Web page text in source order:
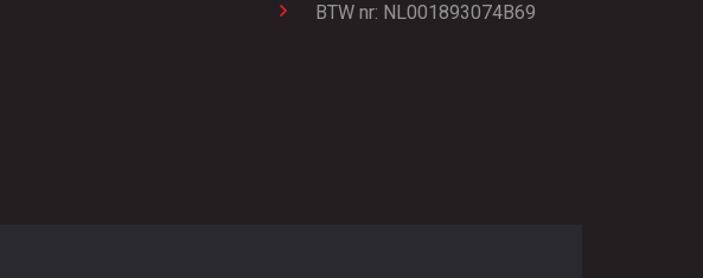
BTW nr: NL001893074B69